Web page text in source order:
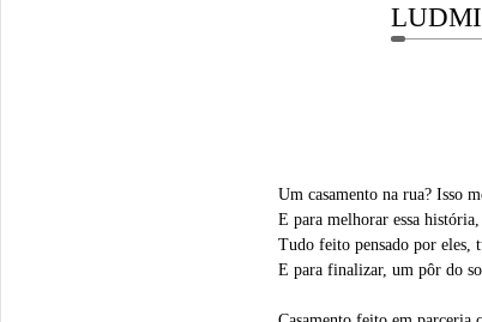
Um casamento na rua? Isso
E para melhorar essa
Tudo feito pensado por eles,
E para finalizar, um pôr do